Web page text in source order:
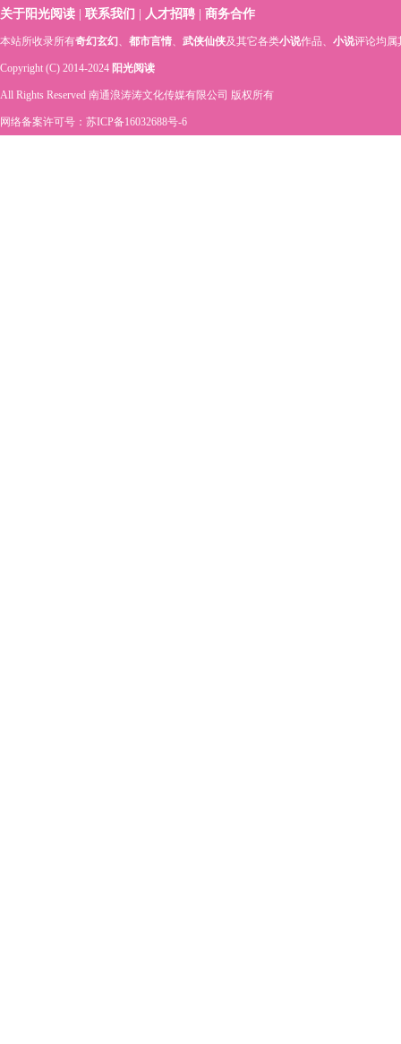
关于阳光阅读 联系我们 人才招聘 商务合作
本站所收录所有奇幻玄幻 、 都市言情、 武侠仙侠及其它各类小说作品、 小说评论均属
Copyright (C) 2014-2024 阳光阅读
All Rights Reserved 南通浪涛涛文化传媒有限公司 版权所有
网络备案许可号：苏ICP备16032688号-6